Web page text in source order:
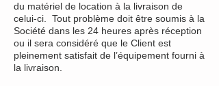
du matériel de location à la livraison de
celui-ci. Tout problème doit être soumis à la
Société dans les 24 heures après réception
ou il sera considéré que le Client est
pleinement satisfait de l’équipement fourni à
la livraison.